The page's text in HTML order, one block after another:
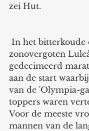
zei Hut.
zonovergoten
gedecimeerd
aan de start
van de 'Olympia-
toppers waren
Voor de meeste
mannen van de